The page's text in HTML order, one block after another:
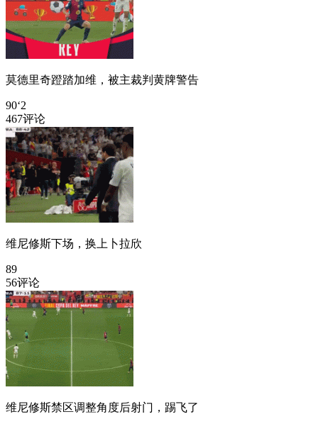
莫德里奇蹬踏加维，被主裁判黄牌警告
90‘2
467评论
维尼修斯下场，换上卜拉欣
89
56评论
维尼修斯禁区调整角度后射门，踢飞了